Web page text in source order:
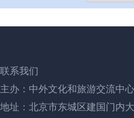
联系我们
主办：中外文化和旅游交流中
地址：北京市东城区建国门内